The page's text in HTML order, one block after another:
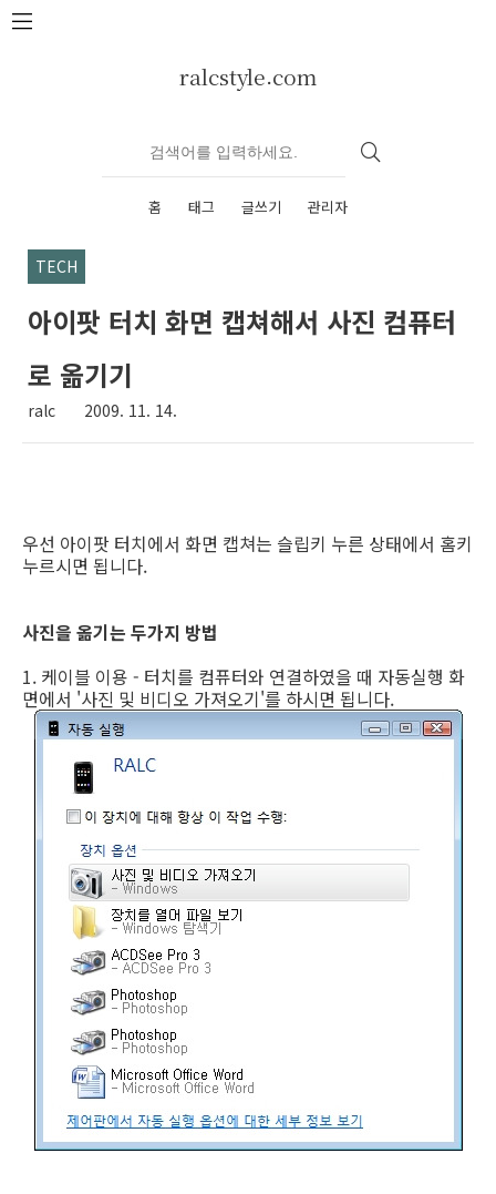
본문 바로가기
ralcstyle.com
홈 태그 글쓰기 관리자
TECH
아이팟 터치 화면 캡쳐해서 사진 컴퓨터
로 옮기기
ralc 2009. 11. 14.
우선 아이팟 터치에서 화면 캡쳐는 슬립키 누른 상태에서 홈키
누르시면 됩니다.
사진을 옮기는 두가지 방법
1. 케이블 이용 - 터치를 컴퓨터와 연결하였을 때 자동실행 화
면에서 '사진 및 비디오 가져오기'를 하시면 됩니다.